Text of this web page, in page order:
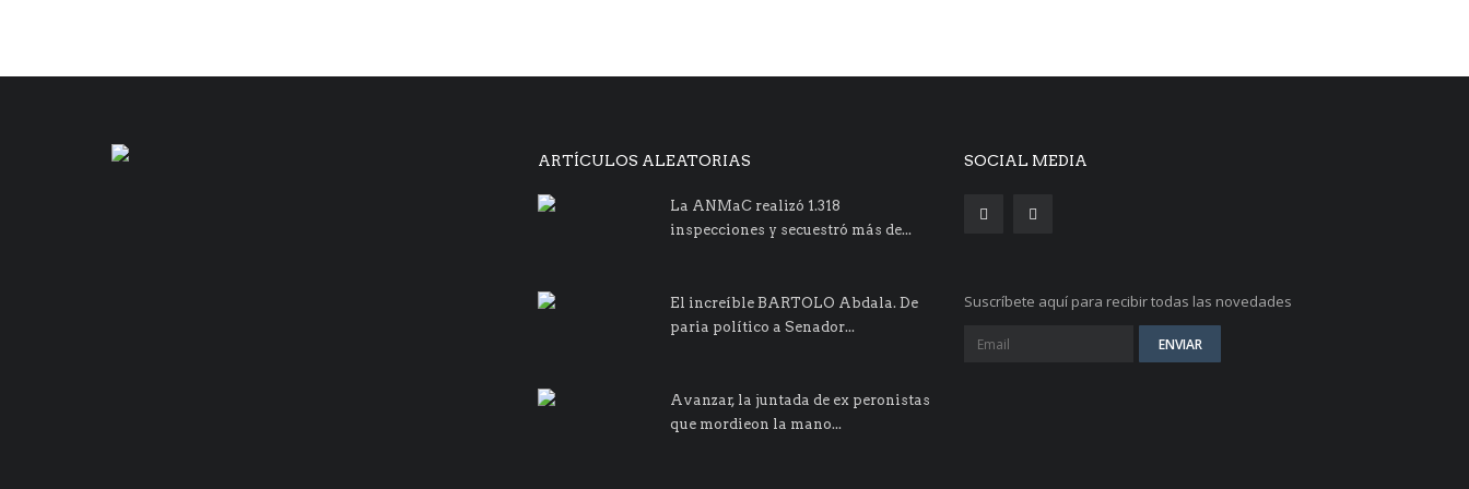
ARTÍCULOS ALEATORIAS
La ANMaC realizó 1.318
inspecciones y secuestró más de...
El increíble BARTOLO Abdala. De
paria político a Senador...
Avanzar, la juntada de ex peronistas
que mordieon la mano...
SOCIAL MEDIA
Suscríbete aquí para recibir todas las novedades